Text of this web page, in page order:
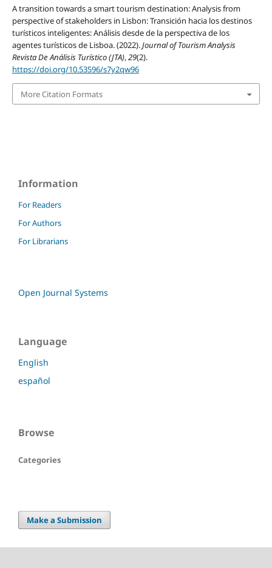
A transition towards a smart tourism destination: Analysis from
perspective of stakeholders in Lisbon: Transición hacia los destinos
turísticos inteligentes: Análisis desde de la perspectiva de los
agentes turísticos de Lisboa. (2022).Journal of Tourism Analysis
Revista De Análisis Turístico (JTA),29(2).
https://doi.org/10.53596/s7y2qw96
More Citation Formats
Information
For Readers
For Authors
For Librarians
Open Journal Systems
Language
English
español
Browse
Categories
Make a Submission